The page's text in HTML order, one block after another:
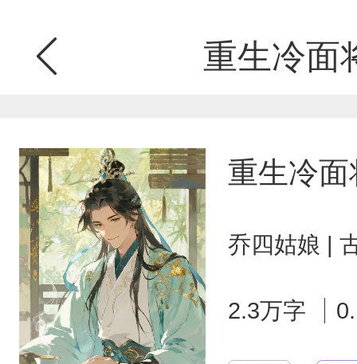
重生冷面
重生冷
乔四姑娘 |
2.3万字